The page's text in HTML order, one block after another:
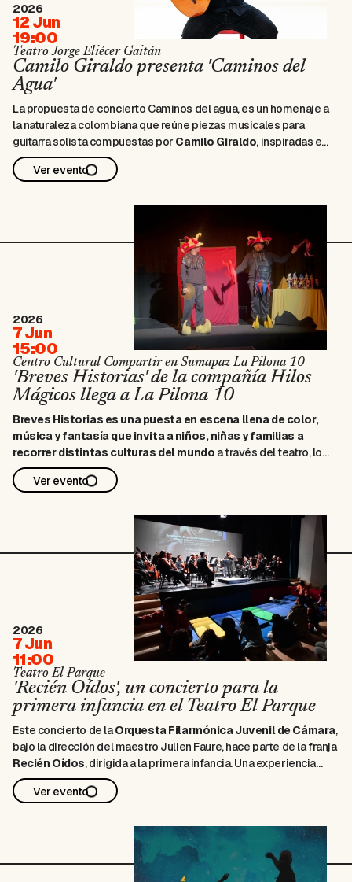
2026
12 Jun
19:00
Teatro Jorge Eliécer Gaitán
Camilo Giraldo presenta 'Caminos del
Agua'
La propuesta de concierto Caminos del agua, es un homenaje a
la naturaleza colombiana que reúne piezas musicales para
guitarra solista compuestas por Camilo Giraldo, inspiradas en
paisajes naturales y en el agua. Piezas como
sagrada de los muiscas y relacionada con su mito fundacional),
Ver evento
2026
7 Jun
15:00
Centro Cultural Compartir en Sumapaz La Pilona 10
'Breves Historias' de la compañía Hilos
Mágicos llega a La Pilona 10
Breves Historias es una puesta en escena llena de color,
música y fantasía que invita a niños, niñas y familias a
recorrer distintas culturas del mundo a través del teatro, los
títeres y los zanqueros. Inspirada en tradiciones de China, Egipto,
México, España y El Congo, la obra presenta relatos …
Ver evento
2026
7 Jun
11:00
Teatro El Parque
'Recién Oídos', un concierto para la
primera infancia en el Teatro El Parque
Este concierto de laOrquesta Filarmónica Juvenil de Cámara,
bajo la dirección del maestro Julien Faure, hace parte de la franja
Recién Oídos, dirigida a la primera infancia. Una experiencia
para los más pequeños, con una propuesta didáctica enfocada
en las cuerdas frotadas y el despliegue músical de …
Ver evento